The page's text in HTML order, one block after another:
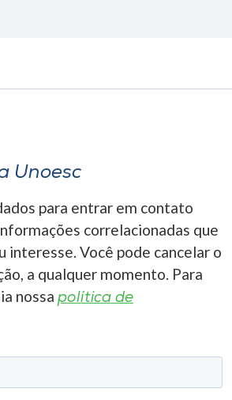
Unoesc
para entrar em contato
correlacionadas que
interesse. Você pode cancelar o
a qualquer momento. Para
nossa política de